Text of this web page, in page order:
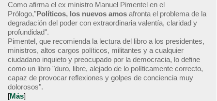
Como afirma el ex ministro Manuel Pimentel en el
Prólogo,"Políticos, los nuevos amos afronta el problema de la
degradación del poder con extraordinaria valentía, claridad y
profundidad".
Pimentel, que recomienda la lectura del libro a los presidentes,
ministros, altos cargos políticos, militantes y a cualquier
ciudadano inquieto y preocupado por la democracia, lo define
como un libro "duro, libre, alejado de lo políticamente correcto,
capaz de provocar reflexiones y golpes de conciencia muy
dolorosos".
[Más]